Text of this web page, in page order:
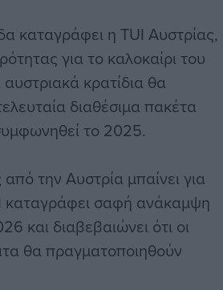
καταγράφει η TUI Αυστρίας,
για το καλοκαίρι του
κρατίδια θα
διαθέσιμα πακέτα
το 2025.
την Αυστρία μπαίνει για
καταγράφει σαφή ανάκαμψη
και διαβεβαιώνει ότι οι
θα πραγματοποιηθούν